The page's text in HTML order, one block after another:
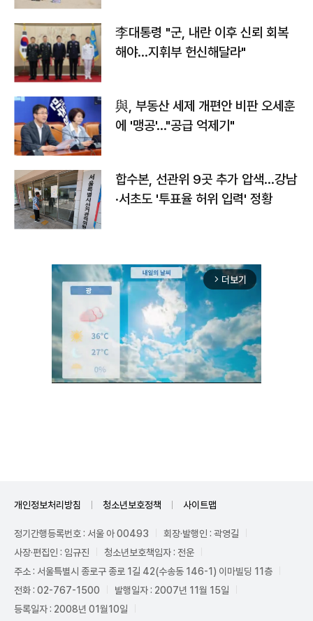
李대통령 "군, 내란 이후 신뢰 회복
해야…지휘부 헌신해달라"
與, 부동산 세제 개편안 비판 오세훈
에 '맹공'…"공급 억제기"
합수본, 선관위 9곳 추가 압색…강남
·서초도 '투표율 허위 입력' 정황
arrow_forward_ios 더보기
개인정보처리방침 청소년보호정책 사이트맵
정기간행등록번호 : 서울 아 00493
회장·발행인 : 곽영길
사장·편집인 : 임규진
청소년보호책임자 : 전운
주소 : 서울특별시 종로구 종로 1길 42(수송동 146-1) 이마빌딩 11층
전화 : 02-767-1500
발행일자 : 2007년 11월 15일
등록일자 : 2008년 01월10일